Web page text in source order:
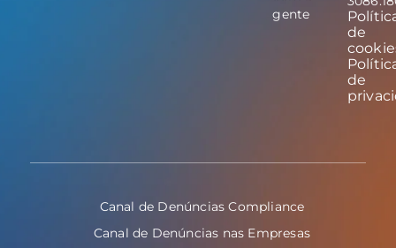
gente
de
de
Canal de Denúncias Compliance
Canal de Denúncias nas Empresas